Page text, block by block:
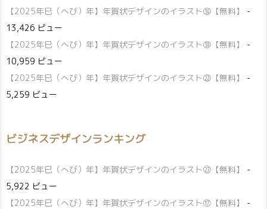
【2025年巳（へび）年】年賀状デザインのイラスト㊱【無料】
-
13,426 ビュー
【2025年巳（へび）年】年賀状デザインのイラスト㊳【無料】
-
10,959 ビュー
【2025年巳（へび）年】年賀状デザインのイラスト㉒【無料】
-
5,259 ビュー
ビジネスデザインランキング
【2025年巳（へび）年】年賀状デザインのイラスト㉗【無料】
-
5,922 ビュー
【2025年巳（へび）年】年賀状デザインのイラスト⑰【無料】
-